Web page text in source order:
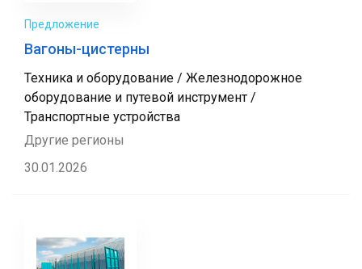
Предложение
Вагоны-цистерны
Техника и оборудование / Железнодорожное
оборудование и путевой инструмент /
Транспортные устройства
Другие регионы
30.01.2026